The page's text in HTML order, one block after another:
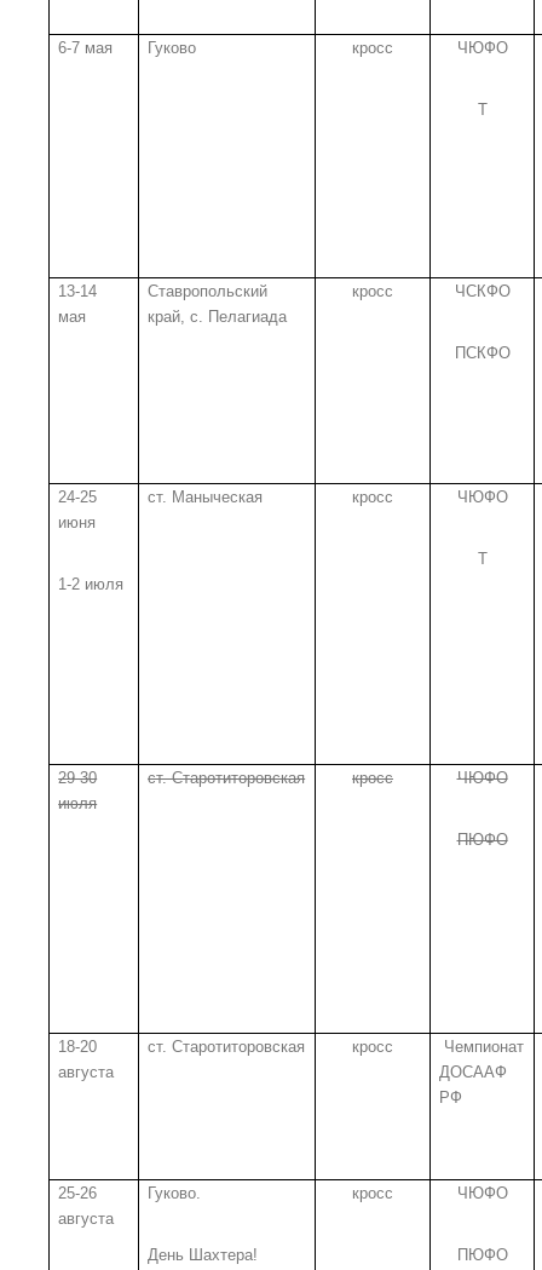
6-7 мая Гуково кросс ЧЮФО
Т
13-14
мая
Ставропольский
край, с. Пелагиада
кросс ЧСКФО
ПСКФО
24-25
июня
1-2 июля
ст. Маныческая кросс ЧЮФО
Т
29-30
июля
ст. Старотиторовская кросс ЧЮФО
ПЮФО
18-20
августа
ст. Старотиторовская кросс
Чемпионат
ДОСААФ
РФ
25-26
августа
Гуково.
День Шахтера!
кросс ЧЮФО
ПЮФО